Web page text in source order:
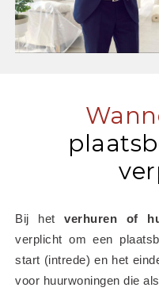
Bij het verhuren of
verplicht om een
start (intrede) en het
voor huurwoningen die